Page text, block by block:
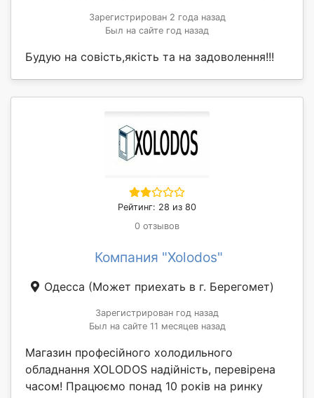
Зарегистрирован 2 года назад
Был на сайте год назад
Будую на совість,якість та на задоволення!!!
Рейтинг: 28 из 80
0 отзывов
Компания "Xolodos"
Одесса (Может приехать в г. Берегомет)
Зарегистрирован год назад
Был на сайте 11 месяцев назад
Магазин професійного холодильного
обладнання XOLODOS надійність, перевірена
часом! Працюємо понад 10 років на ринку